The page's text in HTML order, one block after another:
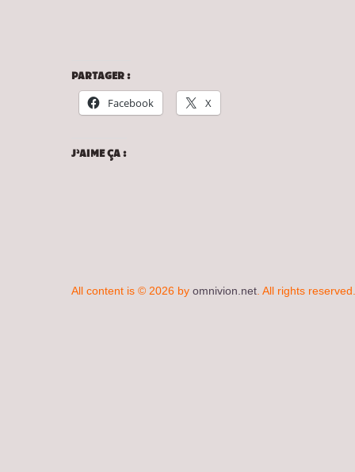
PARTAGER :
Facebook
X
J’AIME ÇA :
All content is © 2026 by omnivion.net . All rights reserved.